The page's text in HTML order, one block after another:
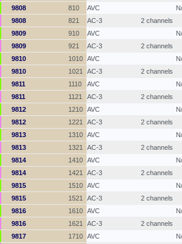
9808
810 AVC
9808
821 AC-3 2 channels
9809
910 AVC
9809
921 AC-3 2 channels
9810
1010 AVC
9810
1021 AC-3 2 channels
9811
1110 AVC
9811
1121 AC-3 2 channels
9812
1210 AVC
9812
1221 AC-3 2 channels
9813
1310 AVC
9813
1321 AC-3 2 channels
9814
1410 AVC
9814
1421 AC-3 2 channels
9815
1510 AVC
9815
1521 AC-3 2 channels
9816
1610 AVC
9816
1621 AC-3 2 channels
9817
1710 AVC